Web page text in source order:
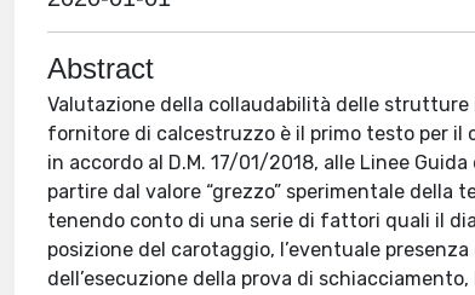
Abstract
Valutazione della collaudabilità delle strutture
fornitore di calcestruzzo è il primo testo per il
in accordo al D.M. 17/01/2018, alle Linee
partire dal valore “grezzo” sperimentale
tenendo conto di una serie di fattori quali il
posizione del carotaggio, l’eventuale
dell’esecuzione della prova di